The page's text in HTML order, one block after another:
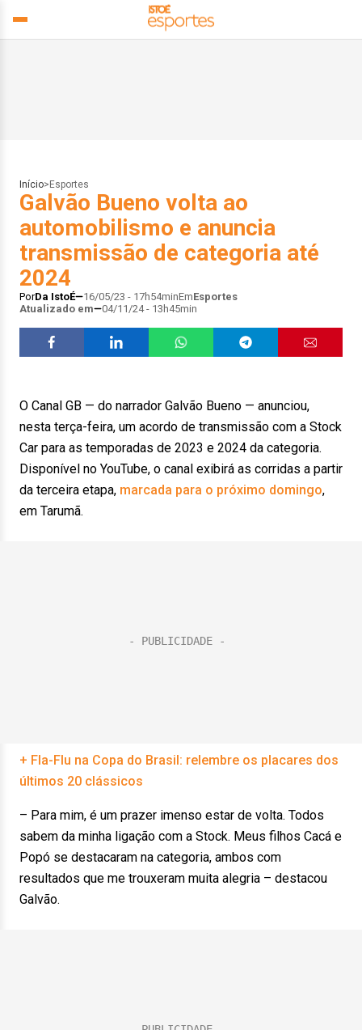
Início> Esportes
Galvão Bueno volta ao
automobilismo e anuncia
transmissão de categoria até
2024
PorDa IstoÉ 16/05/23 - 17h54minEmEsportes
Atualizado em
04/11/24 - 13h45min
O Canal GB — do narrador Galvão Bueno — anunciou,
nesta terça-feira, um acordo de transmissão com a Stock
Car para as temporadas de 2023 e 2024 da categoria.
Disponível no YouTube, o canal exibirá as corridas a partir
da terceira etapa, marcada para o próximo domingo,
em Tarumã.
+ Fla-Flu na Copa do Brasil: relembre os placares dos
últimos 20 clássicos
– Para mim, é um prazer imenso estar de volta. Todos
sabem da minha ligação com a Stock. Meus filhos Cacá e
Popó se destacaram na categoria, ambos com
resultados que me trouxeram muita alegria – destacou
Galvão.